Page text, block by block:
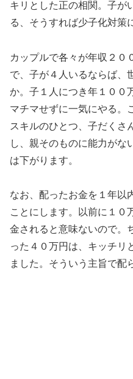
キリとした正の相関。子が
る、そうすれば少子化対策
カップルで各々が年収２０
で、子が４人いるならば、
か。子１人につき年１００
マチマせずに一気にやる。
スキルのひとつ、子だくさ
し、親そのものに能力がな
は下がります。
なお、配ったお金を１年以
ことにします。以前に１０
金されると意味ないので。
った４０万円は、キッチリ
ました。そういう主旨で配